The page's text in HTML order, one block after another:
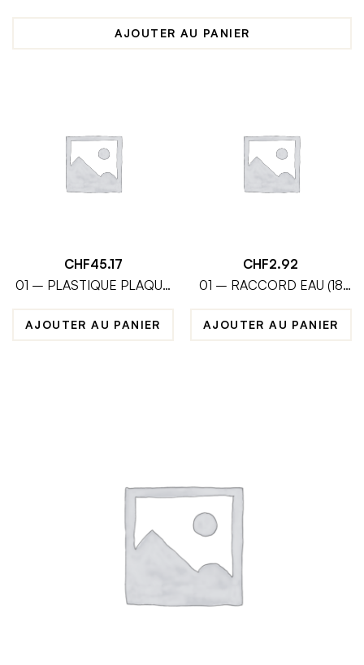
AJOUTER AU PANIER
CHF45.17
01 – PLASTIQUE PLAQUE
AJOUTER AU PANIER
CHF2.92
01 – RACCORD EAU (18
AJOUTER AU PANIER